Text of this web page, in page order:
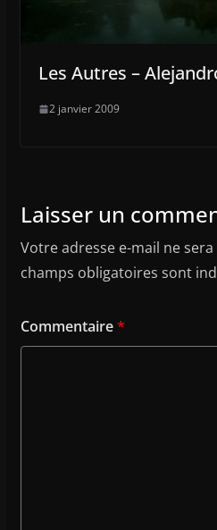
Les Autres –
2 janvier 2009
Laisser un
Votre adresse e-mail ne
champs obligatoires sont
Commentaire*